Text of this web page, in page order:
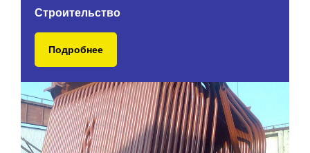
Строительство
Подробнее